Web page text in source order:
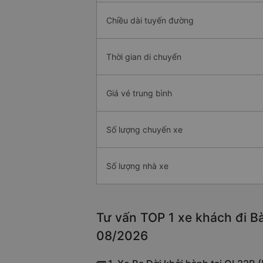
Chiều dài tuyến đường
Thời gian di chuyển
Giá vé trung bình
Số lượng chuyến xe
Số lượng nhà xe
Tư vấn TOP 1 xe khách đi
08/2026